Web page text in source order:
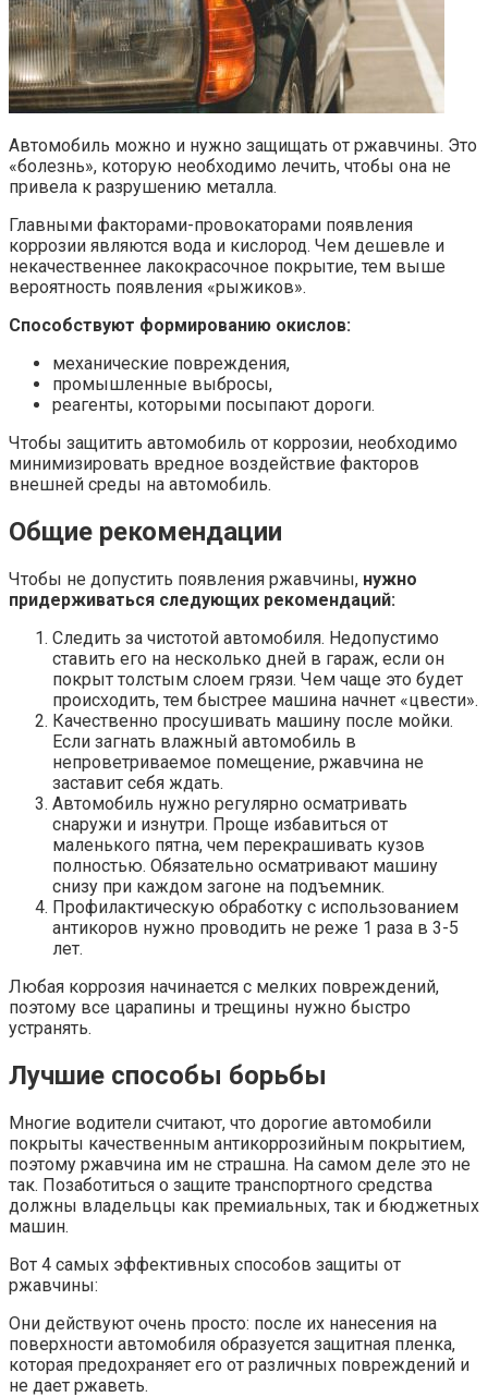
Автомобиль можно и нужно защищать от ржавчины. Это
«болезнь», которую необходимо лечить, чтобы она не
привела к разрушению металла.
Главными факторами-провокаторами появления
коррозии являются вода и кислород. Чем дешевле и
некачественнее лакокрасочное покрытие, тем выше
вероятность появления «рыжиков».
Способствуют формированию окислов:
механические повреждения,
промышленные выбросы,
реагенты, которыми посыпают дороги.
Чтобы защитить автомобиль от коррозии, необходимо
минимизировать вредное воздействие факторов
внешней среды на автомобиль.
Общие рекомендации
Чтобы не допустить появления ржавчины, нужно
придерживаться следующих рекомендаций:
Следить за чистотой автомобиля. Недопустимо
ставить его на несколько дней в гараж, если он
покрыт толстым слоем грязи. Чем чаще это будет
происходить, тем быстрее машина начнет «цвести».
Качественно просушивать машину после мойки.
Если загнать влажный автомобиль в
непроветриваемое помещение, ржавчина не
заставит себя ждать.
Автомобиль нужно регулярно осматривать
снаружи и изнутри. Проще избавиться от
маленького пятна, чем перекрашивать кузов
полностью. Обязательно осматривают машину
снизу при каждом загоне на подъемник.
Профилактическую обработку с использованием
антикоров нужно проводить не реже 1 раза в 3-5
лет.
Любая коррозия начинается с мелких повреждений,
поэтому все царапины и трещины нужно быстро
устранять.
Лучшие способы борьбы
Многие водители считают, что дорогие автомобили
покрыты качественным антикоррозийным покрытием,
поэтому ржавчина им не страшна. На самом деле это не
так. Позаботиться о защите транспортного средства
должны владельцы как премиальных, так и бюджетных
машин.
Вот 4 самых эффективных способов защиты от
ржавчины:
Они действуют очень просто: после их нанесения на
поверхности автомобиля образуется защитная пленка,
которая предохраняет его от различных повреждений и
не дает ржаветь.